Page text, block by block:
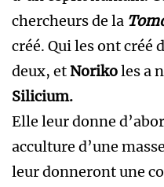
chercheurs de la
créé. Qui les ont créé
deux, etNorikoles a
Silicium.
Elle leur donne
acculture d’une
leur donneront une